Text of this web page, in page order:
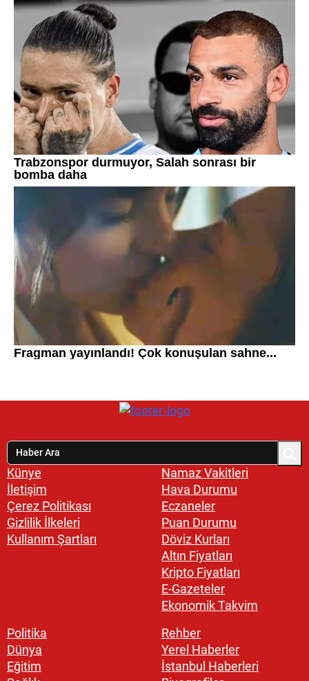
Künye
İletişim
Çerez Politikası
Gizlilik İlkeleri
Kullanım Şartları
Namaz Vakitleri
Hava Durumu
Eczaneler
Puan Durumu
Döviz Kurları
Altın Fiyatları
Kripto Fiyatları
E-Gazeteler
Ekonomik Takvim
Politika
Dünya
Eğitim
Rehber
Yerel Haberler
İstanbul Haberleri